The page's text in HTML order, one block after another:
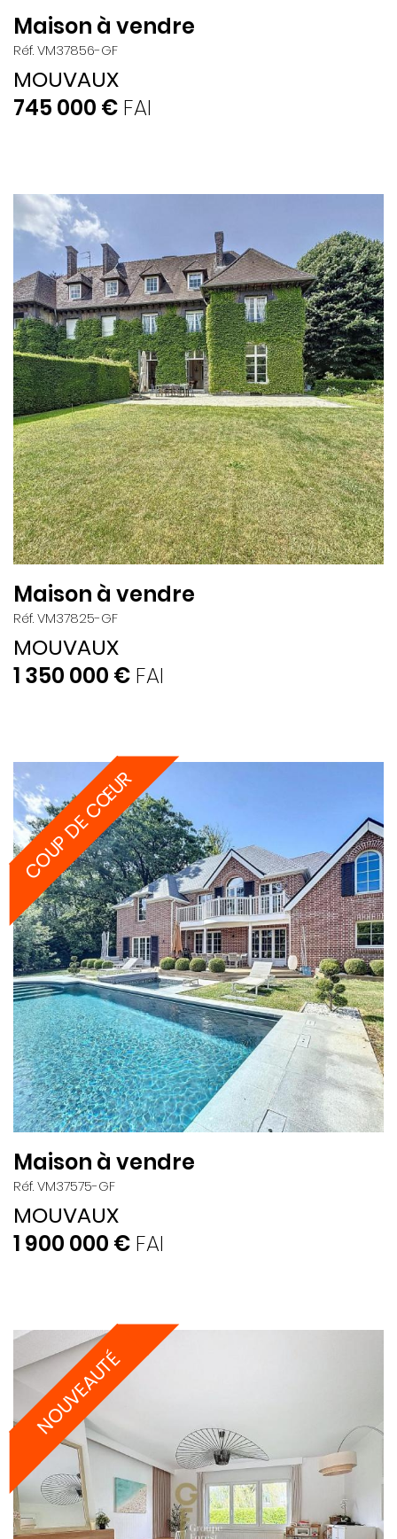
Maison à vendre
Réf. VM37856-GF
MOUVAUX
745 000 € FAI
Maison à vendre
Réf. VM37825-GF
MOUVAUX
1 350 000 € FAI
COUP DE CŒUR
Maison à vendre
Réf. VM37575-GF
MOUVAUX
1 900 000 € FAI
NOUVEAUTÉ